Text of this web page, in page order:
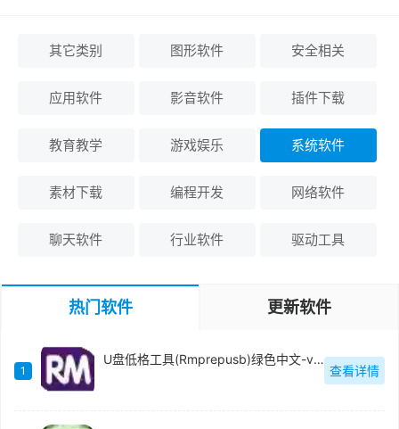
其它类别 图形软件 安全相关
应用软件 影音软件 插件下载
教育教学 游戏娱乐 系统软件
素材下载 编程开发 网络软件
聊天软件 行业软件 驱动工具
热门软件 更新软件
1
U盘低格工具(Rmprepusb)绿色中文-v2.1.744
查看详情